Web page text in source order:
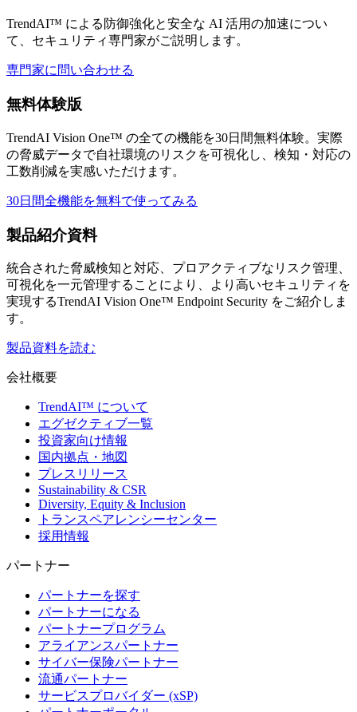
TrendAI™ による防御強化と安全な AI 活用の加速につい
て、セキュリティ専門家がご説明します。
専門家に問い合わせる
無料体験版
TrendAI Vision One™ の全ての機能を30日間無料体験。実際
の脅威データで自社環境のリスクを可視化し、検知・対応の
工数削減を実感いただけます。
30日間全機能を無料で使ってみる
製品紹介資料
統合された脅威検知と対応、プロアクティブなリスク管理、
可視化を一元管理することにより、より高いセキュリティを
実現するTrendAI Vision One™ Endpoint Security をご紹介しま
す。
製品資料を読む
会社概要
TrendAI™ について
エグゼクティブ一覧
投資家向け情報
国内拠点・地図
プレスリリース
Sustainability & CSR
Diversity, Equity & Inclusion
トランスペアレンシーセンター
採用情報
パートナー
パートナーを探す
パートナーになる
パートナープログラム
アライアンスパートナー
サイバー保険パートナー
流通パートナー
サービスプロバイダー (xSP)